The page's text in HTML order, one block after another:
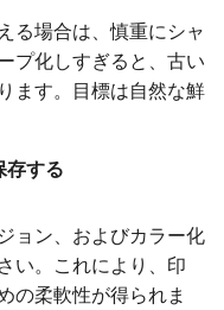
る場合は、慎重にシャ
プ化しすぎると、古い
ます。目標は自然な鮮
存する
ョン、およびカラー化
い。これにより、印
の柔軟性が得られま